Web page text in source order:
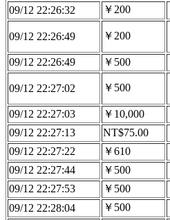
09/12 22:26:32
￥200
09/12 22:26:49 ￥200
09/12 22:26:49 ￥500
09/12 22:27:02 ￥500
09/12 22:27:03 ￥10,000
09/12 22:27:13
NT$75.00
09/12 22:27:22
￥610
09/12 22:27:44
￥500
09/12 22:27:53
￥500
09/12 22:28:04
￥500